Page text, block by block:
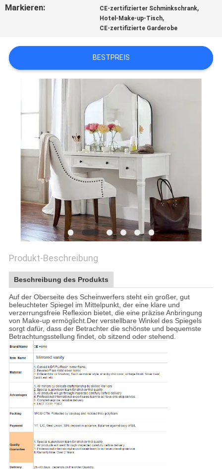
REFERENZEN
SITEMAP
PRIVACY
POLICY
Markieren: CE-zertifizierter Schminkschrank,
Hotel-Make-up-Tisch,
CE-zertifizierte Garderobe
BESTPREIS
Produkt-Beschreibung
Beschreibung des Produkts
Auf der Oberseite des Scheinwerfers steht ein großer, gut
beleuchteter Spiegel im Mittelpunkt, der eine klare und
verzerrungsfreie Reflexion bietet, die eine präzise Anbringung
von Make-up ermöglicht.Der verstellbare Winkel des Spiegels
sorgt dafür, dass der Betrachter die schönste und bequemste
Betrachtungsstellung findet, ob sitzend oder stehend.